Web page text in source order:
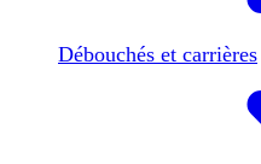
Débouchés et carrières